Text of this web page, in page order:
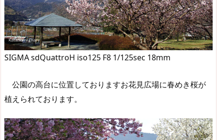
SIGMA sdQuattroH iso125 F8 1/125sec 18mm
公園の高台に位置しておりますお花見広場に春めき桜が
植えられております。